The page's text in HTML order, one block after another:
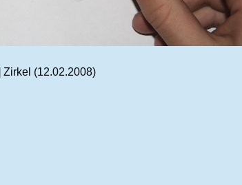
Zirkel (12.02.2008)